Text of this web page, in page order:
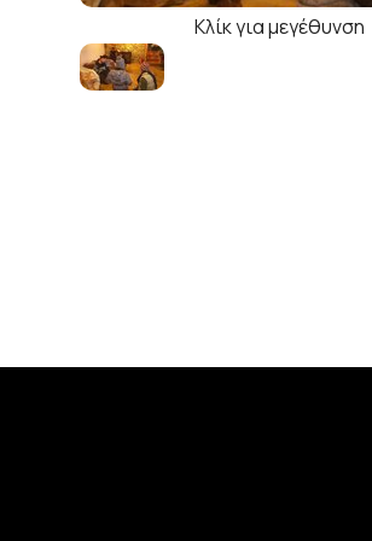
Κλίκ για μεγέθυνση